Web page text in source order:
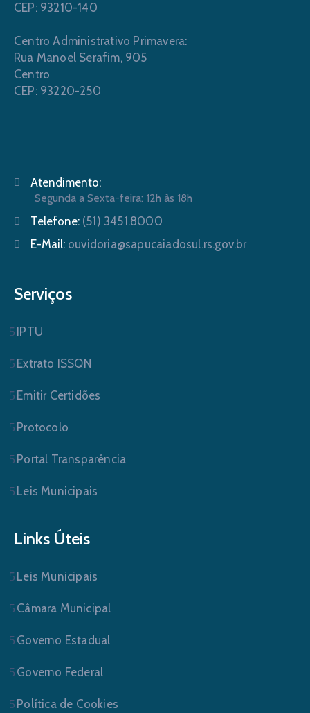
CEP: 93210-140
Centro Administrativo Primavera:
Rua Manoel Serafim, 905
Centro
CEP: 93220-250
Atendimento:
Segunda a Sexta-feira: 12h às 18h
Telefone: (51) 3451.8000
E-Mail: ouvidoria@sapucaiadosul.rs.gov.br
Serviços
IPTU
Extrato ISSQN
Emitir Certidões
Protocolo
Portal Transparência
Leis Municipais
Links Úteis
Leis Municipais
Câmara Municipal
Governo Estadual
Governo Federal
Política de Cookies